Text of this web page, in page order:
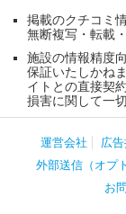
掲載のクチコミ
無断複写・転載
施設の情報精度
保証いたしかね
イトとの直接契
損害に関して一
運営会社 広
外部送信（オプ
お